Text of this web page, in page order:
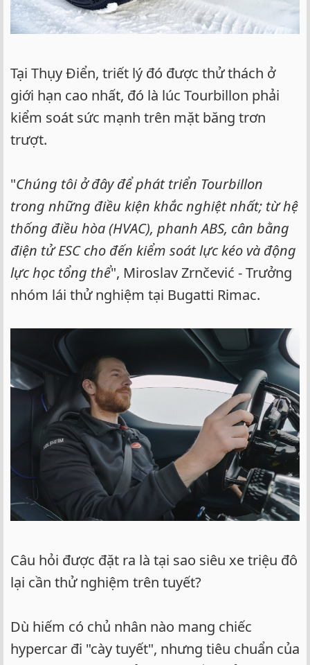
Tại Thụy Điển, triết lý đó được thử thách ở
giới hạn cao nhất, đó là lúc Tourbillon phải
kiểm soát sức mạnh trên mặt băng trơn
trượt.
"Chúng tôi ở đây để phát triển Tourbillon
trong những điều kiện khắc nghiệt nhất; từ hệ
thống điều hòa (HVAC), phanh ABS, cân bằng
điện tử ESC cho đến kiểm soát lực kéo và động
lực học tổng thể", Miroslav Zrnčević - Trưởng
nhóm lái thử nghiệm tại Bugatti Rimac.
Câu hỏi được đặt ra là tại sao siêu xe triệu đô
lại cần thử nghiệm trên tuyết?
Dù hiếm có chủ nhân nào mang chiếc
hypercar đi "cày tuyết", nhưng tiêu chuẩn của